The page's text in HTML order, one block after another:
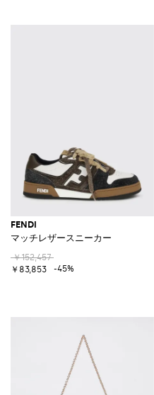
FENDI
マッチレザースニーカー
￥152,457
￥83,853
-45%